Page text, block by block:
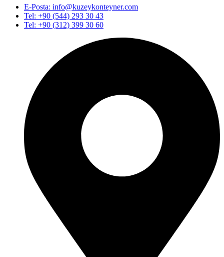
E-Posta: info@kuzeykonteyner.com
Tel: +90 (544) 293 30 43
Tel: +90 (312) 399 30 60